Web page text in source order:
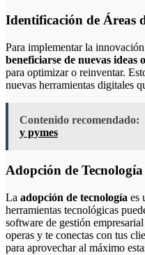
Identificación de Áreas
Para implementar la
beneficiarse de nuevas ideas
para optimizar o reinventar.
nuevas herramientas digitales
Contenido recomendado:
y pymes
Adopción de Tecnología
La adopción de tecnología es
herramientas tecnológicas
software de gestión
operas y te conectas con tus
para aprovechar al máximo